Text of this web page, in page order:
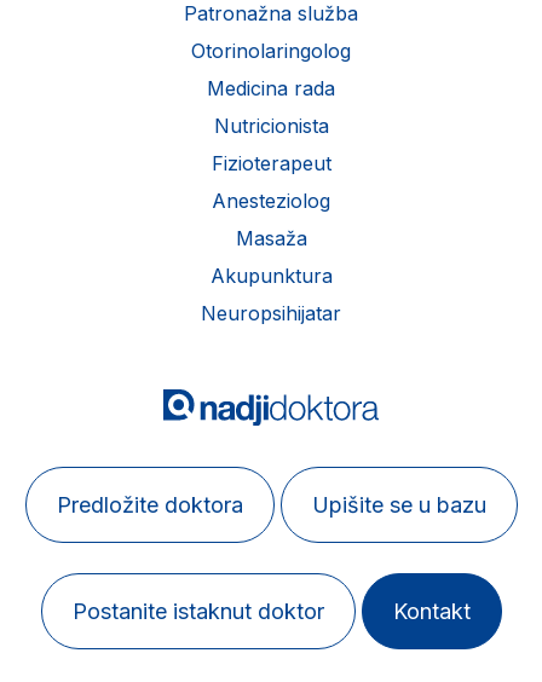
Patronažna služba
Otorinolaringolog
Medicina rada
Nutricionista
Fizioterapeut
Anesteziolog
Masaža
Akupunktura
Neuropsihijatar
Predložite doktora Upišite se u bazu
Postanite istaknut doktor Kontakt